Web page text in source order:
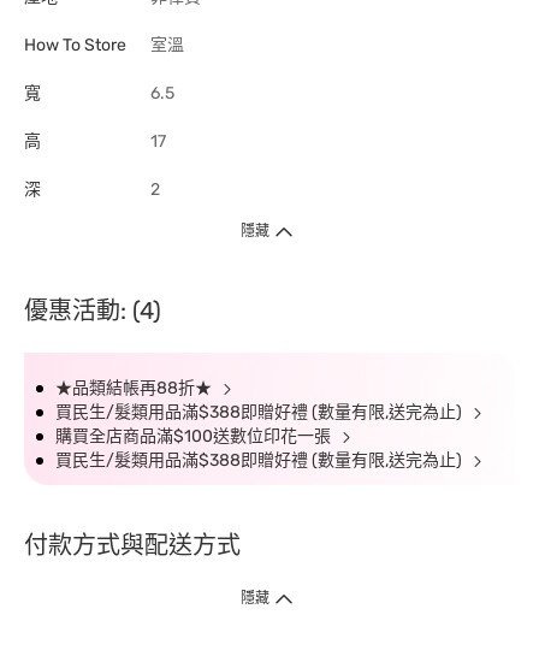
How To Store 室溫
寬 6.5
高 17
深 2
隱藏
優惠活動: (4)
★品類結帳再88折★
買民生/髮類用品滿$388即贈好禮 (數量有限,送完為止)
購買全店商品滿$100送數位印花一張
買民生/髮類用品滿$388即贈好禮 (數量有限,送完為止)
付款方式與配送方式
隱藏